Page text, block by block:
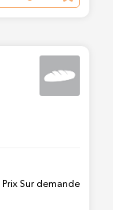
Prix Sur demande